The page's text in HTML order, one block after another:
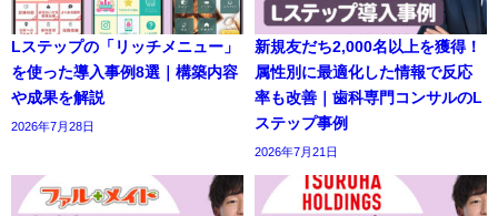
Lステップの「リッチメニュー」
を使った導入事例8選｜構築内容
や成果を解説
2026年7月28日
新規友だち2,000名以上を獲得！
属性別に最適化した情報で反応
率も改善｜歯科専門コンサルのL
ステップ事例
2026年7月21日